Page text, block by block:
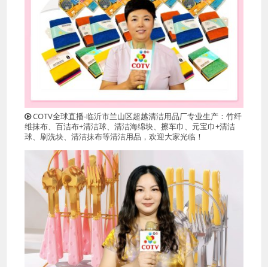
COTV全球直播-临沂市兰山区超越清洁用品厂专业生产：竹纤
维抹布、百洁布+清洁球、清洁海绵块、擦车巾、元宝巾+清洁
球、刷洗块、清洁抺布等清洁用品，欢迎大家光临！